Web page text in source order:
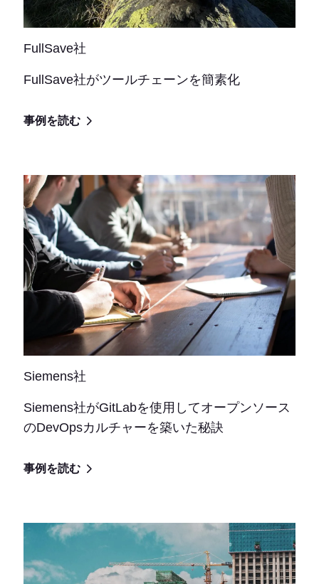
FullSave社
FullSave社がツールチェーンを簡素化
事例を読む
Siemens社
Siemens社がGitLabを使用してオープンソース
のDevOpsカルチャーを築いた秘訣
事例を読む